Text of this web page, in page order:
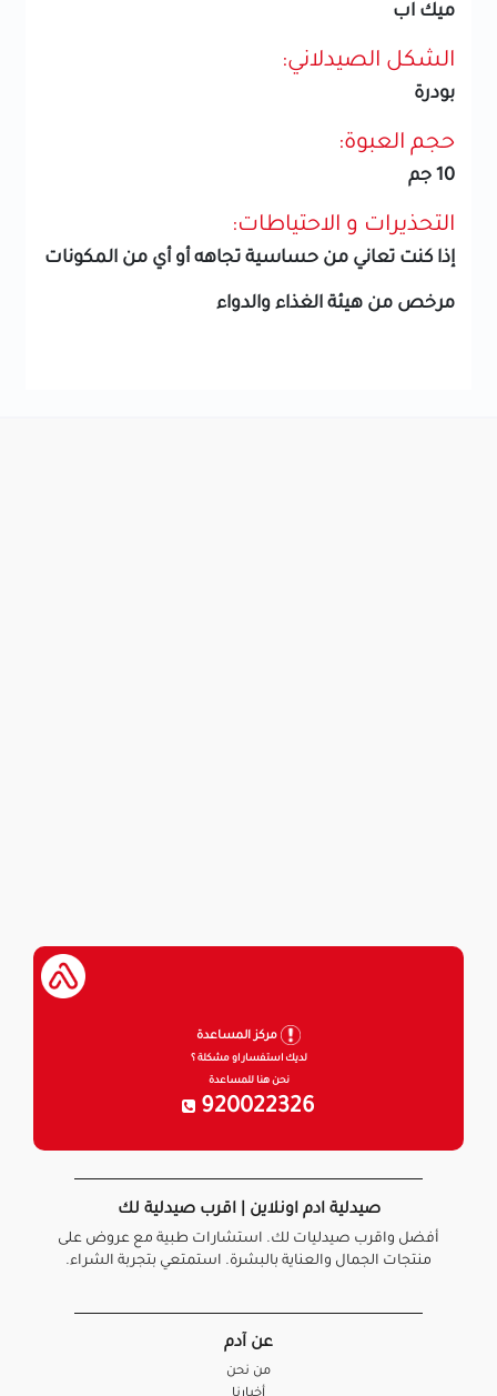
ميك اب
الشكل الصيدلاني:
بودرة
حجم العبوة:
10 جم
التحذيرات و الاحتياطات:
إذا كنت تعاني من حساسية تجاهه أو أي من المكونات
مرخص من هيئة الغذاء والدواء
مركز المساعدة
لديك استفسار او مشكلة ؟
نحن هنا للمساعدة
920022326
صيدلية ادم اونلاين | اقرب صيدلية لك
أفضل واقرب صيدليات لك. استشارات طبية مع عروض على
منتجات الجمال والعناية بالبشرة. استمتعي بتجربة الشراء.
عن آدم
من نحن